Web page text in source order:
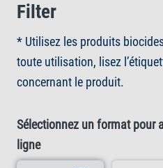
Filter
* Utilisez les produits
toute utilisation, lisez
concernant le produit.
Sélectionnez un format pour
ligne